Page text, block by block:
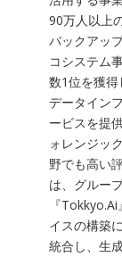
90万人以上
バックアッ
コシステム
数1位を獲得
データイン
ービスを提
ォレンジッ
野でも高い
は、グルー
『
イスの構築
統合し、生